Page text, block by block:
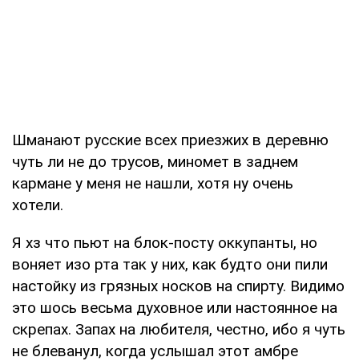
Шманают русские всех приезжих в деревню
чуть ли не до трусов, миномет в заднем
кармане у меня не нашли, хотя ну очень
хотели.
Я хз что пьют на блок-посту оккупанты, но
воняет изо рта так у них, как будто они пили
настойку из грязных носков на спирту. Видимо
это шось весьма духовное или настоянное на
скрепах. Запах на любителя, честно, ибо я чуть
не блеванул, когда услышал этот амбре